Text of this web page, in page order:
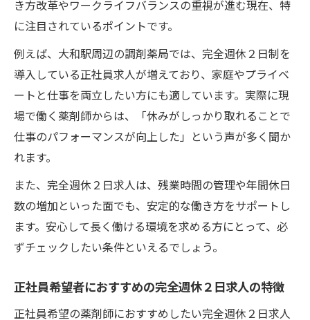
き方改革やワークライフバランスの重視が進む現在、特
に注目されているポイントです。
例えば、大和駅周辺の調剤薬局では、完全週休２日制を
導入している正社員求人が増えており、家庭やプライベ
ートと仕事を両立したい方にも適しています。実際に現
場で働く薬剤師からは、「休みがしっかり取れることで
仕事のパフォーマンスが向上した」という声が多く聞か
れます。
また、完全週休２日求人は、残業時間の管理や年間休日
数の増加といった面でも、安定的な働き方をサポートし
ます。安心して長く働ける環境を求める方にとって、必
ずチェックしたい条件といえるでしょう。
正社員希望者におすすめの完全週休２日求人の特徴
正社員希望の薬剤師におすすめしたい完全週休２日求人